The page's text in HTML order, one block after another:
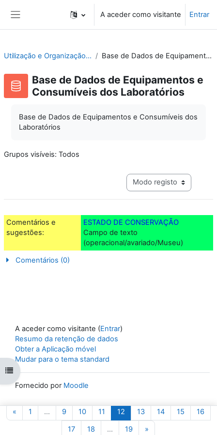
A aceder como visitante Entrar
Abrir índice da disciplina
Utilização e Organização de Laboratórios Escolares Base de Dados de Equipamentos e Consumíveis dos Laboratórios
Base de Dados de Equipamentos e
Consumíveis dos Laboratórios
Base de Dados de Equipamentos e Consumíveis dos
Laboratórios
Grupos visíveis: Todos
Navegação terciária do
Comentários e
sugestões:
ESTADO DE CONSERVAÇÃO
Campo de texto
(operacional/avariado/Museu)
Comentários (0)
« Página anterior
1 Página 1
… 9Página 9
10Página 10
11 Página 11
12 Página 12
13Página 13
14Página 14
15 Página 15
16
17Página 17
18 Página 18
… 19Página 19
»
A aceder como visitante (Entrar)
Resumo da retenção de dados
Obter a Aplicação móvel
Mudar para o tema standard
Fornecido por Moodle